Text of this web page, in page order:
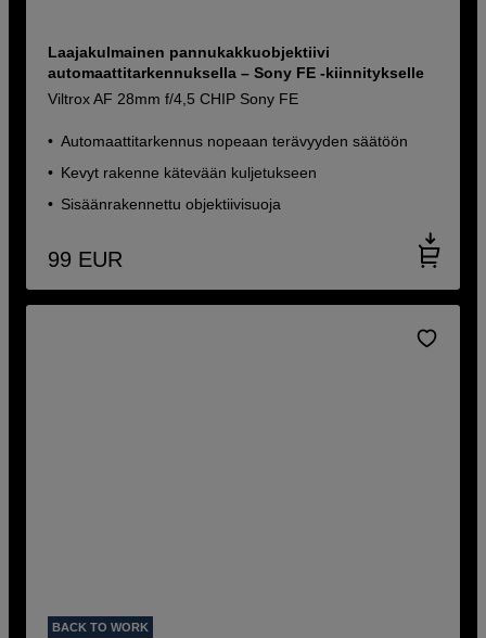
Laajakulmainen pannukakkuobjektiivi
automaattitarkennuksella – Sony FE -kiinnitykselle
Viltrox AF 28mm f/4,5 CHIP Sony FE
Automaattitarkennus nopeaan terävyyden säätöön
Kevyt rakenne kätevään kuljetukseen
Sisäänrakennettu objektiivisuoja
99 EUR
BACK TO WORK